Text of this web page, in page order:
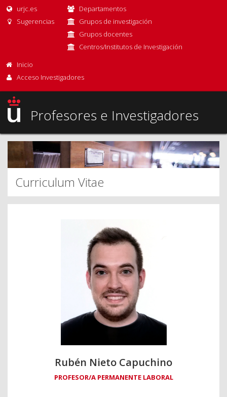
urjc.es
Sugerencias
Departamentos
Grupos de investigación
Grupos docentes
Centros/Institutos de Investigación
Inicio
Acceso Investigadores
Profesores e Investigadores
Curriculum Vitae
Rubén Nieto Capuchino
PROFESOR/A PERMANENTE LABORAL